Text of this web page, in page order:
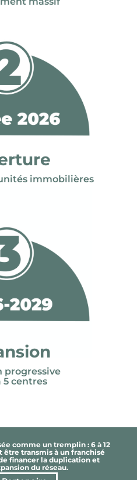
immobilières
progressive
5 centres
comme un tremplin : 6 à 12
être transmis à un franchisé
financer la duplication et
du réseau.